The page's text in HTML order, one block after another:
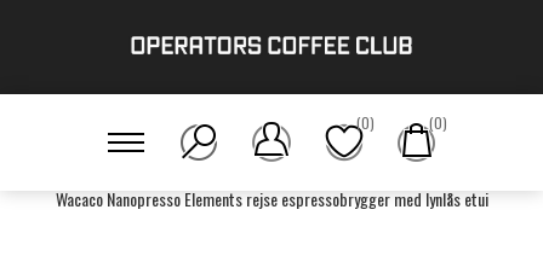
(0) (0)
Wacaco Nanopresso Elements rejse espressobrygger med lynlås etui